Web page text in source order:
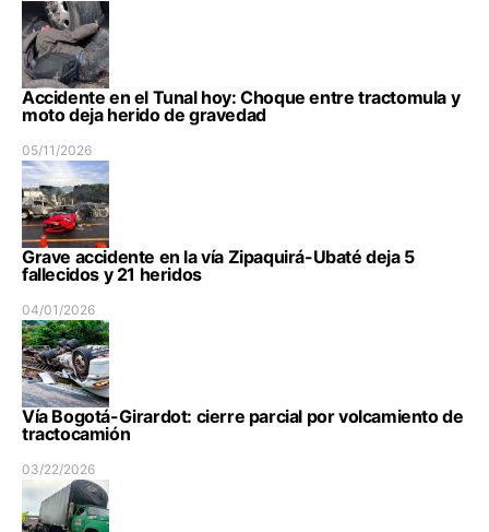
Accidente en el Tunal hoy: Choque entre tractomula y
moto deja herido de gravedad
05/11/2026
Grave accidente en la vía Zipaquirá-Ubaté deja 5
fallecidos y 21 heridos
04/01/2026
Vía Bogotá-Girardot: cierre parcial por volcamiento de
tractocamión
03/22/2026